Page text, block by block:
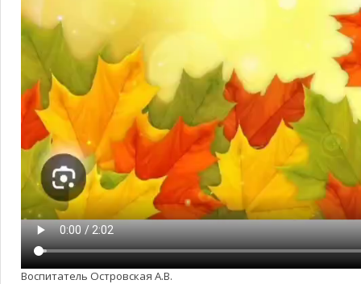
Воспитатель Островская А.В.